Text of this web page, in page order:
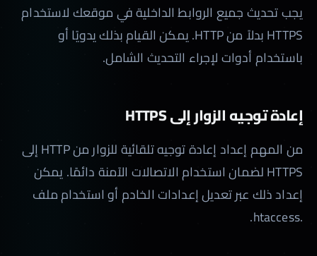
يجب تحديث جميع الروابط الداخلية في موقعك لاستخدام
HTTPS بدلاً من HTTP. يمكن القيام بذلك يدويًا أو
باستخدام أدوات لإجراء التحديث الشامل.
إعادة توجيه الزوار إلى HTTPS
من المهم إعداد إعادة توجيه تلقائية للزوار من HTTP إلى
HTTPS لضمان استخدام الاتصالات الآمنة دائمًا. يمكن
إعداد ذلك عبر تعديل إعدادات الخادم أو استخدام ملف
.htaccess.